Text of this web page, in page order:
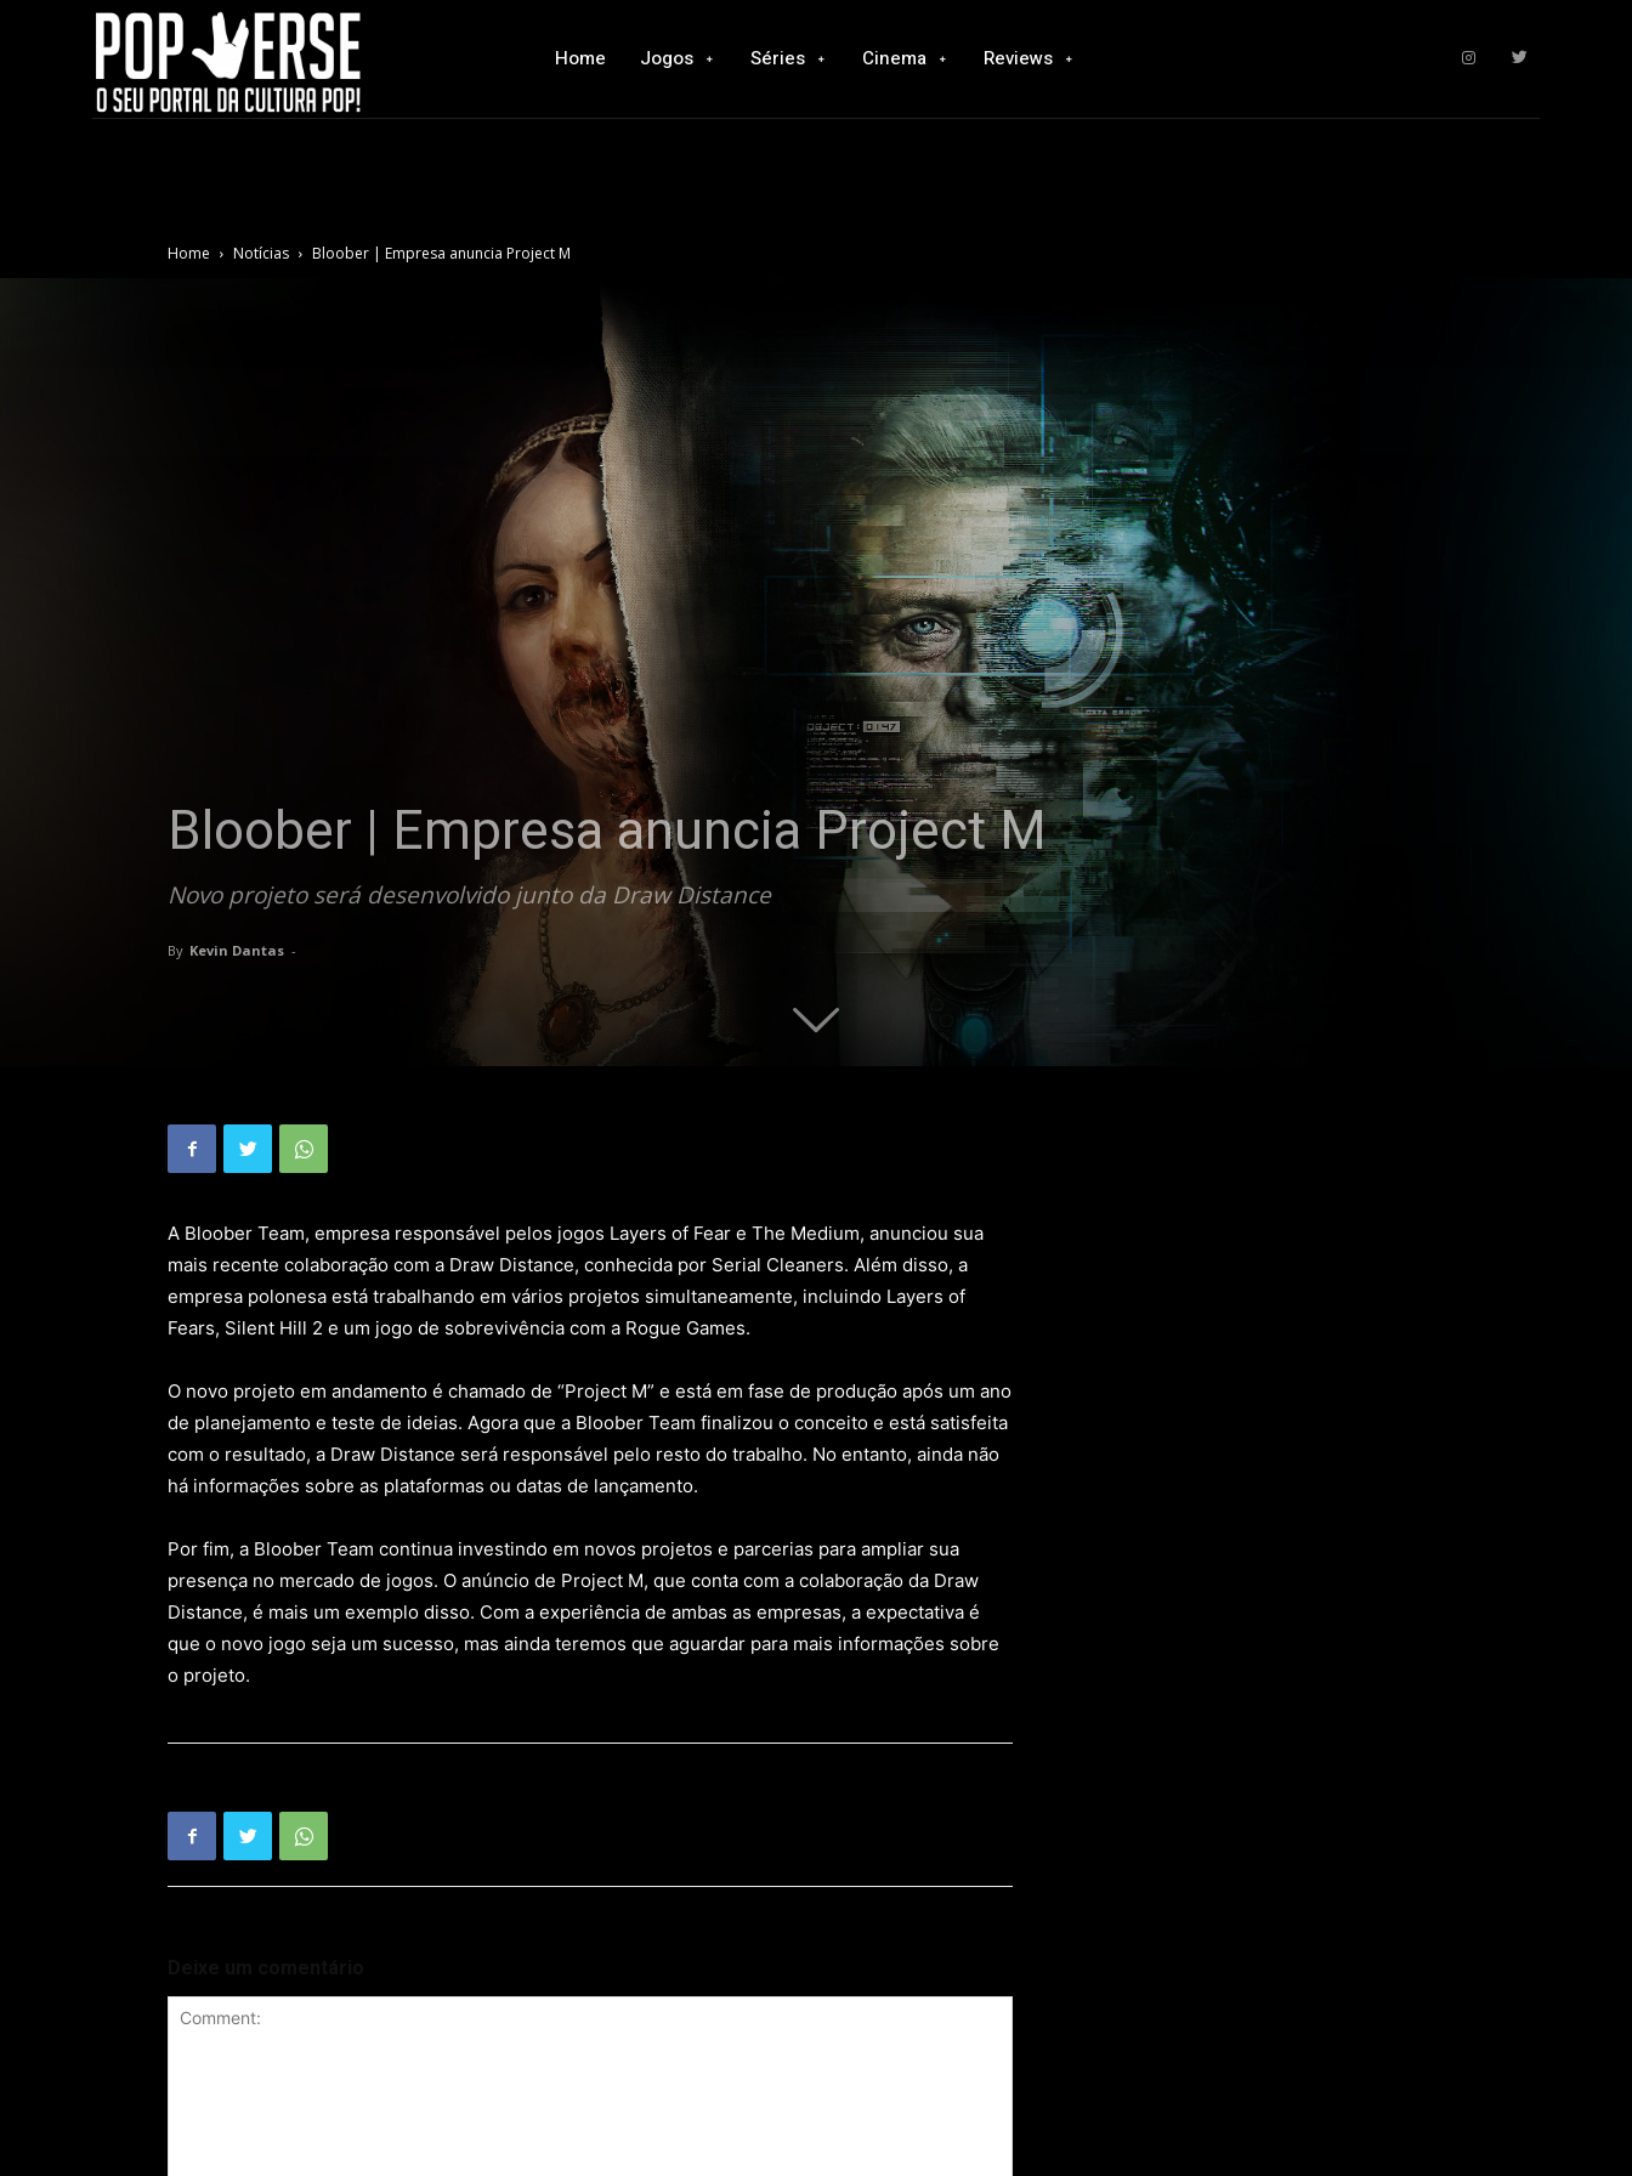
Home Jogos Séries Cinema Reviews
Home Notícias Bloober | Empresa anuncia Project M
Bloober | Empresa anuncia Project M
Novo projeto será desenvolvido junto da Draw Distance
By Kevin Dantas -
A Bloober Team, empresa responsável pelos jogos Layers of Fear e The Medium, anunciou sua
mais recente colaboração com a Draw Distance, conhecida por Serial Cleaners. Além disso, a
empresa polonesa está trabalhando em vários projetos simultaneamente, incluindo Layers of
Fears, Silent Hill 2 e um jogo de sobrevivência com a Rogue Games.
O novo projeto em andamento é chamado de “Project M” e está em fase de produção após um ano
de planejamento e teste de ideias. Agora que a Bloober Team finalizou o conceito e está satisfeita
com o resultado, a Draw Distance será responsável pelo resto do trabalho. No entanto, ainda não
há informações sobre as plataformas ou datas de lançamento.
Por fim, a Bloober Team continua investindo em novos projetos e parcerias para ampliar sua
presença no mercado de jogos. O anúncio de Project M, que conta com a colaboração da Draw
Distance, é mais um exemplo disso. Com a experiência de ambas as empresas, a expectativa é
que o novo jogo seja um sucesso, mas ainda teremos que aguardar para mais informações sobre
o projeto.